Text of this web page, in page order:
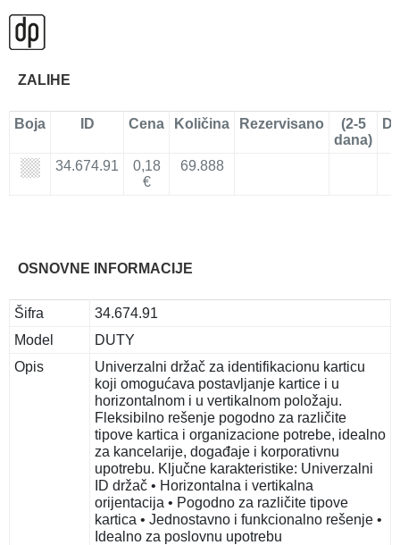
ZALIHE
Boja ID Cena Količina Rezervisano
(2-5
dana)
34.674.91
0,18
€
69.888
OSNOVNE INFORMACIJE
Šifra
34.674.91
Model
DUTY
Opis
Univerzalni držač za identifikacionu karticu
koji omogućava postavljanje kartice i u
horizontalnom i u vertikalnom položaju.
Fleksibilno rešenje pogodno za različite
tipove kartica i organizacione potrebe, idealno
za kancelarije, događaje i korporativnu
upotrebu. Ključne karakteristike: Univerzalni
ID držač • Horizontalna i vertikalna
orijentacija • Pogodno za različite tipove
kartica • Jednostavno i funkcionalno rešenje •
Idealno za poslovnu upotrebu